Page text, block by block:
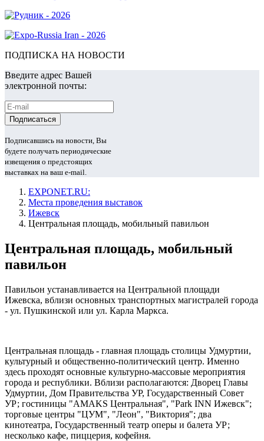
ПОДПИСКА НА НОВОСТИ
Введите адрес Вашей
электронной почты:
Подписавшись на новости, Вы
будете получать периодические
извещения о предстоящих
выставках на ваш e-mail.
EXPONET.RU:
Места проведения выставок
Ижевск
Центральная площадь, мобильный павильон
Центральная площадь, мобильный
павильон
Павильон устанавливается на Центральной площади
Ижевска, вблизи основных транспортных магистралей города
- ул. Пушкинской или ул. Карла Маркса.
Центральная площадь - главная площадь столицы Удмуртии,
культурный и общественно-политический центр. Именно
здесь проходят основные культурно-массовые мероприятия
города и республики. Вблизи располагаются: Дворец Главы
Удмуртии, Дом Правительства УР, Государственный Совет
УР; гостиницы "AMAKS Центральная", "Park INN Ижевск";
торговые центры "ЦУМ", "Леон", "Виктория"; два
кинотеатра, Государственный театр оперы и балета УР;
несколько кафе, пиццерия, кофейня.